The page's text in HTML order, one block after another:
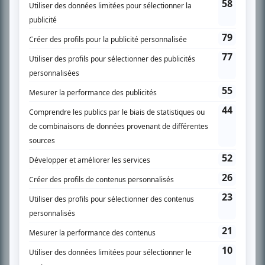
SUR LE RÉSEAU BIZZ MÉDIA
PLAN DU SITE
Accueil
Liste des oeuvres
Recherche avancée
À propos
Nous contacter
Termes et conditions
Politique de confidentialité
Gestion du consentement